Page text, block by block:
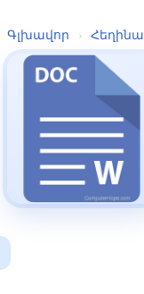
Գլխավոր ›